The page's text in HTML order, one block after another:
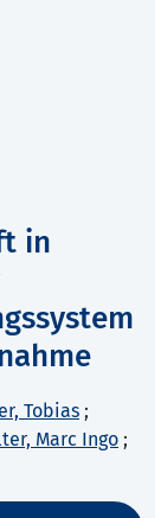
in
Tobias ;
Marc Ingo ;